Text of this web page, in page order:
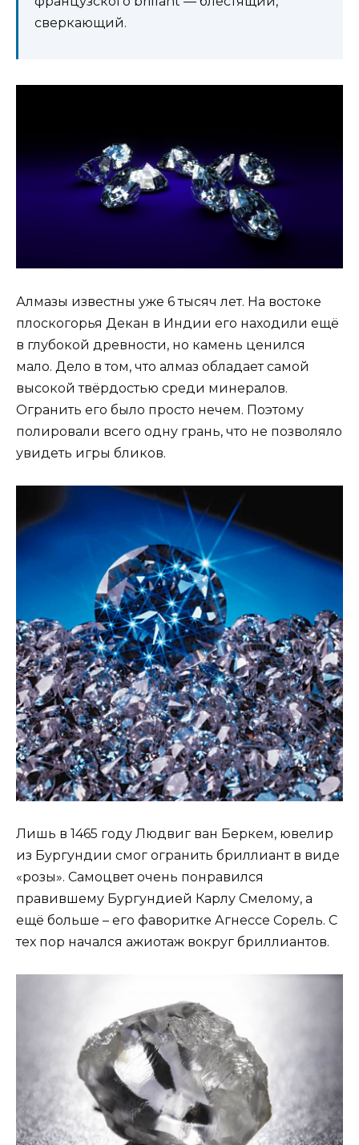
сверкающий.
Алмазы известны уже 6 тысяч лет. На востоке
плоскогорья Декан в Индии его находили ещё
в глубокой древности, но камень ценился
мало. Дело в том, что алмаз обладает самой
высокой твёрдостью среди минералов.
Огранить его было просто нечем. Поэтому
полировали всего одну грань, что не позволяло
увидеть игры бликов.
Лишь в 1465 году Людвиг ван Беркем, ювелир
из Бургундии смог огранить бриллиант в виде
«розы». Самоцвет очень понравился
правившему Бургундией Карлу Смелому, а
ещё больше – его фаворитке Агнессе Сорель. С
тех пор начался ажиотаж вокруг бриллиантов.